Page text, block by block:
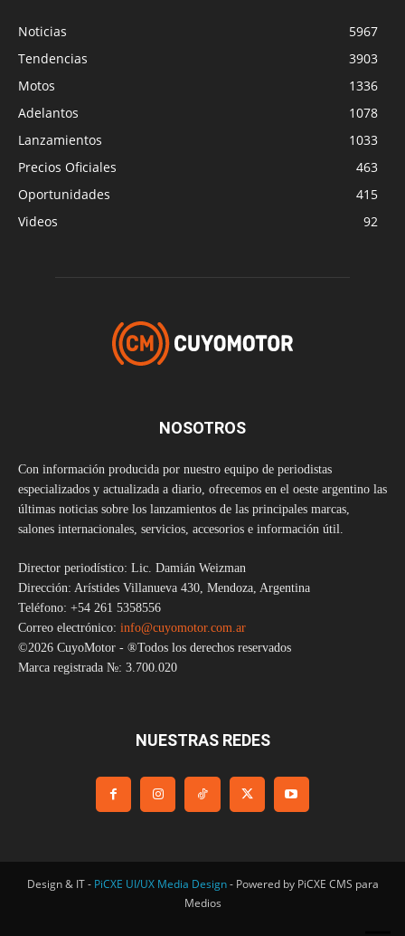
Noticias
5967
Tendencias
3903
Motos
1336
Adelantos
1078
Lanzamientos
1033
Precios Oficiales
463
Oportunidades
415
Videos
92
NOSOTROS
Con información producida por nuestro equipo de periodistas
especializados y actualizada a diario, ofrecemos en el oeste argentino las
últimas noticias sobre los lanzamientos de las principales marcas,
salones internacionales, servicios, accesorios e información útil.
Director periodístico: Lic. Damián Weizman
Dirección: Arístides Villanueva 430, Mendoza, Argentina
Teléfono: +54 261 5358556
Correo electrónico: info@cuyomotor.com.ar
©2026 CuyoMotor - ®Todos los derechos reservados
Marca registrada №: 3.700.020
NUESTRAS REDES
Design & IT - PiCXE UI/UX Media Design- Powered by PiCXE CMS para
Medios